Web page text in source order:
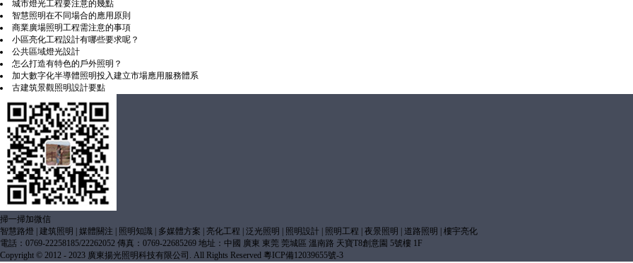
城市燈光工程要注意的幾點
智慧照明在不同場合的應用原則
商業廣場照明工程需注意的事項
小區亮化工程設計有哪些要求呢？
公共區域燈光設計
怎么打造有特色的戶外照明？
加大數字化半導體照明投入建立市場應用服務體系
古建筑景觀照明設計要點
掃一掃加微信
智慧路燈
建筑照明 媒體關注 照明知識 多媒體方案 亮化工程 泛光照明 照明設計 照明工程 夜景照明 道路照明
樓宇亮化
電話：0769-22258185/22262052 傳真：0769-22685269 地址：中國 廣東 東莞 莞城區 溫南路 天寶T8創意園 5號樓 1F
Copyright © 2012 - 2023 廣東揚光照明科技有限公司. All Rights Reserved 粵ICP備12039655號-3